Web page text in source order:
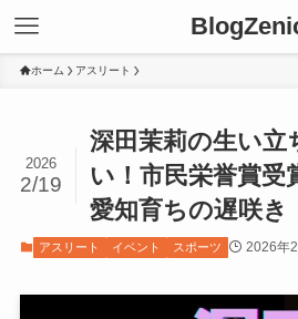
ホーム アスリート
深田茉莉の生い立
い！市民栄誉賞受
愛知育ちの遅咲き
2026
2/19
アスリート イベント スポーツ 2026年